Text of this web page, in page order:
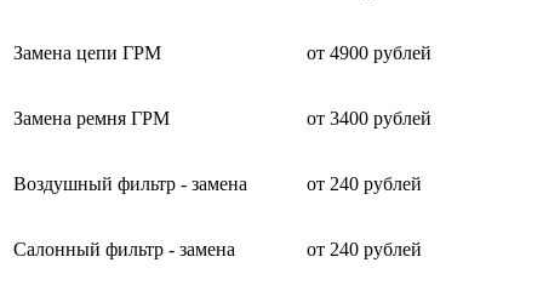
Замена цепи ГРМ от 4900 рублей
Замена ремня ГРМ от 3400 рублей
Воздушный фильтр - замена от 240 рублей
Салонный фильтр - замена от 240 рублей